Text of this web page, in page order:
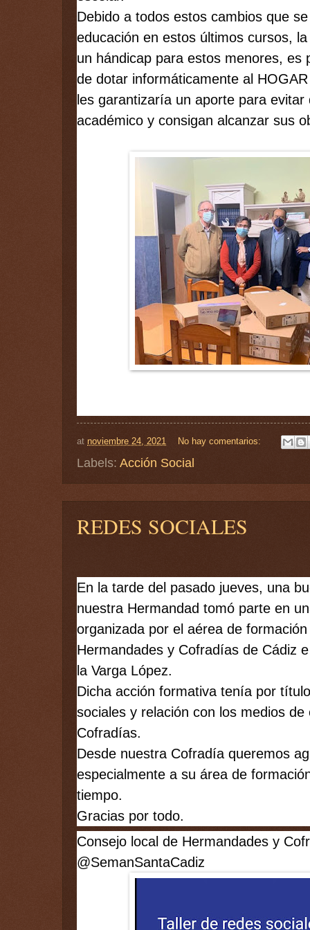
Debido a todos estos cambios que
educación en estos últimos cursos,
un hándicap para estos menores, es
de dotar informáticamente al
les garantizaría un aporte para
académico y consigan alcanzar sus
at noviembre 24, 2021 No hay comentarios:
Labels: Acción Social
REDES SOCIALES
En la tarde del pasado jueves, una
nuestra Hermandad tomó parte en
organizada por el aérea de
Hermandades y Cofradías de Cádiz
la Varga López.
Dicha acción formativa tenía por
sociales y relación con los medios de
Cofradías.
Desde nuestra Cofradía queremos
especialmente a su área de
tiempo.
Gracias por todo.
Consejo local de Hermandades y
@SemanSantaCadiz